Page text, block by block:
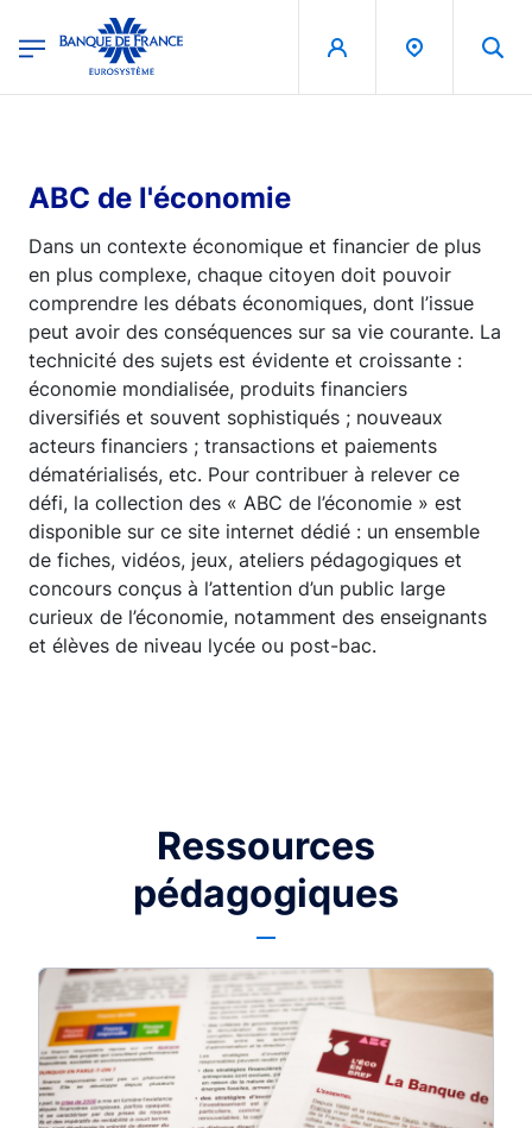
Banque de France - Menu Principal
ABC de l'économie
Dans un contexte économique et financier de plus
en plus complexe, chaque citoyen doit pouvoir
comprendre les débats économiques, dont l’issue
peut avoir des conséquences sur sa vie courante. La
technicité des sujets est évidente et croissante :
économie mondialisée, produits financiers
diversifiés et souvent sophistiqués ; nouveaux
acteurs financiers ; transactions et paiements
dématérialisés, etc. Pour contribuer à relever ce
défi, la collection des « ABC de l’économie » est
disponible sur ce site internet dédié : un ensemble
de fiches, vidéos, jeux, ateliers pédagogiques et
concours conçus à l’attention d’un public large
curieux de l’économie, notamment des enseignants
et élèves de niveau lycée ou post-bac.
Ressources
pédagogiques